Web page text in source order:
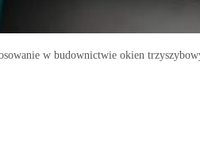
w budownictwie okien